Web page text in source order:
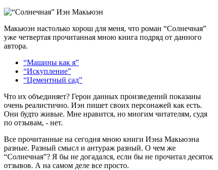
Макьюэн настолько хорош для меня, что роман “Солнечная”
уже четвертая прочитанная мною книга подряд от данного
автора.
“Машины как я”
“Искупление”
“Цементный сад”
Что их объединяет? Герои данных произведений показаны
очень реалистично. Иэн пишет своих персонажей как есть.
Они будто живые. Мне нравится, но многим читателям, судя
по отзывам, - нет.
Все прочитанные на сегодня мною книги Иэна Макьюэна
разные. Разный смысл и антураж разный. О чем же
“Солнечная”? Я бы не догадался, если бы не прочитал десяток
отзывов. А на самом деле все просто.